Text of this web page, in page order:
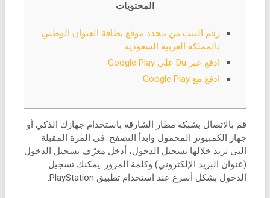
المحتويات
رقم البيت من محدد موقع بطاقة العنوان الوطني
بالمملكة العربية السعودية
ادفع عبر Du على Google Play
ادفع مع Google Play
قم بالاتصال بشبكة مطار الشارقة باستخدام جهازك الذكي أو
جهاز الكمبيوتر المحمول وابدأ التصفح. في المرة المقبلة
التي تريد خلالها تسجيل الدخول، أدخل معرّف تسجيل الدخول
(عنوان البريد الإلكتروني) وكلمة المرور. يمكنك تسجيل
الدخول بشكل أسرع عند استخدام تطبيق PlayStation.